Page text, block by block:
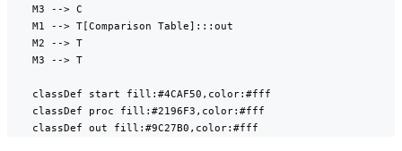
    M3 --> C
    M1 --> T[Comparison Table]:::out
    M2 --> T
    M3 --> T
    classDef start fill:#4CAF50,color:#fff
    classDef proc fill:#2196F3,color:#fff
    classDef out fill:#9C27B0,color:#fff